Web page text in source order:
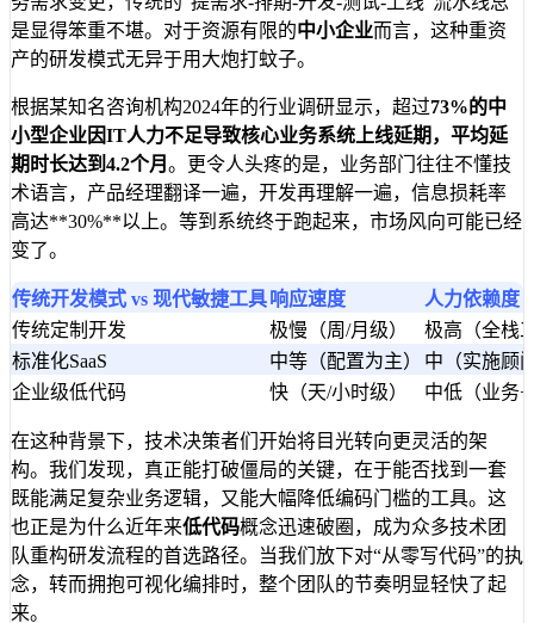
是显得笨重不堪。对于资源有限的中小企业而言，这种重资
产的研发模式无异于用大炮打蚊子。
根据某知名咨询机构2024年的行业调研显示，超过73%的中
小型企业因IT人力不足导致核心业务系统上线延期，平均延
期时长达到 4.2个月 。更令人头疼的是，业务部门往往不懂技
术语言，产品经理翻译一遍，开发再理解一遍，信息损耗率
高达**30%**以上。等到系统终于跑起来，市场风向可能已经
变了。
传统开发模式 vs 现代敏捷工具 响应速度
人力依赖度
传统定制开发
极慢（周/月级）
极高（全栈
标准化SaaS
中等（配置为主）
中（实施顾
企业级低代码
快（天/小时级） 中低（业务
在这种背景下，技术决策者们开始将目光转向更灵活的架
构。我们发现，真正能打破僵局的关键，在于能否找到一套
既能满足复杂业务逻辑，又能大幅降低编码门槛的工具。这
也正是为什么近年来低代码概念迅速破圈，成为众多技术团
队重构研发流程的首选路径。当我们放下对“从零写代码”的执
念，转而拥抱可视化编排时，整个团队的节奏明显轻快了起
来。